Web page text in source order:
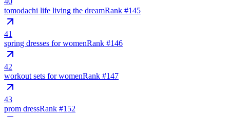
tomodachi life living the dreamRank #145
41
spring dresses for womenRank #146
42
workout sets for womenRank #147
43
prom dressRank #152